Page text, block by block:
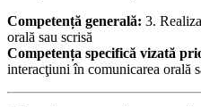
Competență generală: 3.
orală sau scrisă
Competența specifică vizată
interacţiuni în comunicarea orală